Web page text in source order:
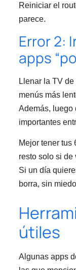
Reiniciar el
parece.
Error 2:
apps
Llenar la TV
menús más
Además, luego
importantes
Mejor tener tus
resto solo si de
Si un día
borra, sin
útiles
Algunas apps